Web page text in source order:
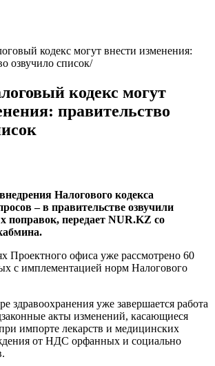
кодекс могут внести изменения:
озвучило список
кодекс могут
правительство
Налогового кодекса
– в правительстве озвучили
поправок, передает NUR.KZ со
Проектного офиса уже рассмотрено 60
с имплементацией норм Налогового
здравоохранения уже завершается работа
акты изменений, касающиеся
импорте лекарств и медицинских
от НДС орфанных и социально